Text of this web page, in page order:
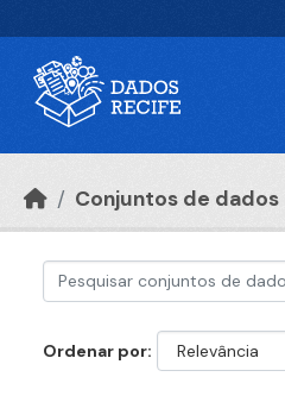
Conjuntos de dados
Ordenar por